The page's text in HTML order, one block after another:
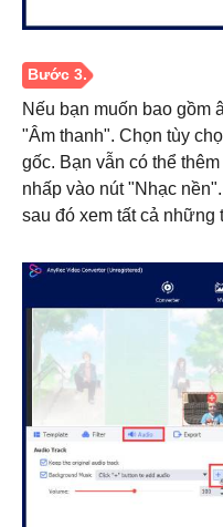
Bước 2.
Nếu bạn muốn bao gồm
"Âm thanh". Chọn tùy
gốc. Bạn vẫn có thể
nhấp vào nút "Nhạc
sau đó xem tất cả những